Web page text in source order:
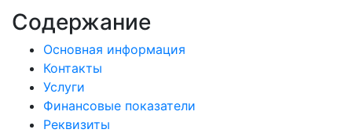
Содержание
Основная информация
Контакты
Услуги
Финансовые показатели
Реквизиты